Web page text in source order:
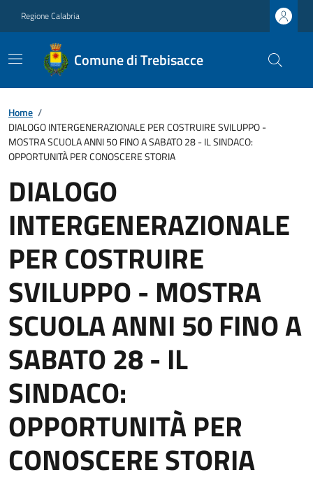
Regione Calabria
Comune di Trebisacce
Home /
DIALOGO INTERGENERAZIONALE PER COSTRUIRE SVILUPPO -
MOSTRA SCUOLA ANNI 50 FINO A SABATO 28 - IL SINDACO:
OPPORTUNITÀ PER CONOSCERE STORIA
DIALOGO
INTERGENERAZIONALE
PER COSTRUIRE
SVILUPPO - MOSTRA
SCUOLA ANNI 50 FINO A
SABATO 28 - IL
SINDACO:
OPPORTUNITÀ PER
CONOSCERE STORIA